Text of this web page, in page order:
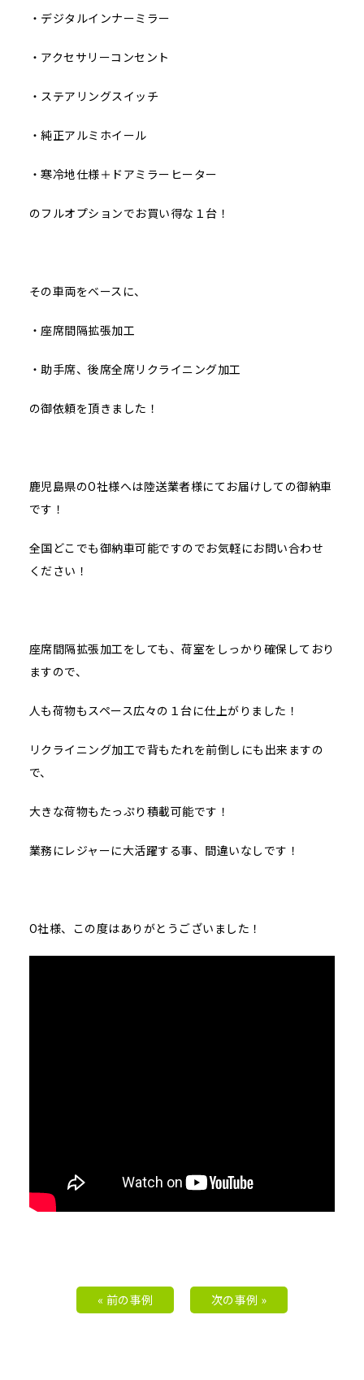
・デジタルインナーミラー
・アクセサリーコンセント
・ステアリングスイッチ
・純正アルミホイール
・寒冷地仕様＋ドアミラーヒーター
のフルオプションでお買い得な１台！
その車両をベースに、
・座席間隔拡張加工
・助手席、後席全席リクライニング加工
の御依頼を頂きました！
鹿児島県のO社様へは陸送業者様にてお届けしての御納車
です！
全国どこでも御納車可能ですのでお気軽にお問い合わせ
ください！
座席間隔拡張加工をしても、荷室をしっかり確保しており
ますので、
人も荷物もスペース広々の１台に仕上がりました！
リクライニング加工で背もたれを前倒しにも出来ますの
で、
大きな荷物もたっぷり積載可能です！
業務にレジャーに大活躍する事、間違いなしです！
O社様、この度はありがとうございました！
« 前の事例 次の事例 »